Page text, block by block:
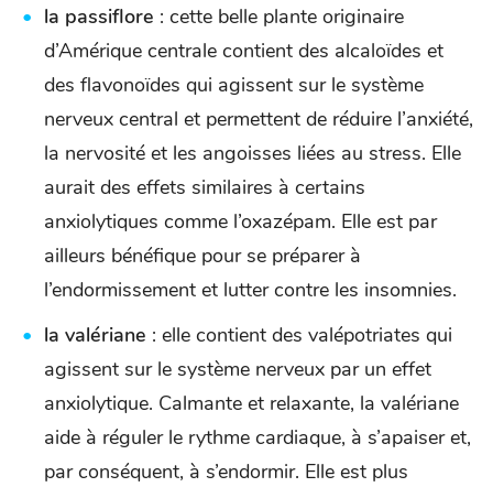
la passiflore : cette belle plante originaire
d’Amérique centrale contient des alcaloïdes et
des flavonoïdes qui agissent sur le système
nerveux central et permettent de réduire l’anxiété,
la nervosité et les angoisses liées au stress. Elle
aurait des effets similaires à certains
anxiolytiques comme l’oxazépam. Elle est par
ailleurs bénéfique pour se préparer à
l’endormissement et lutter contre les insomnies.
la valériane : elle contient des valépotriates qui
agissent sur le système nerveux par un effet
anxiolytique. Calmante et relaxante, la valériane
aide à réguler le rythme cardiaque, à s’apaiser et,
par conséquent, à s’endormir. Elle est plus